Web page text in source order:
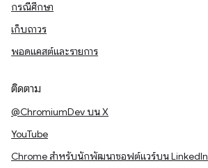
กรณีศึกษา
เก็บถาวร
พอดแคสต์และรายการ
ติดตาม
@ChromiumDev บน X
YouTube
Chrome สำหรับนักพัฒนาซอฟต์แวร์บน LinkedIn